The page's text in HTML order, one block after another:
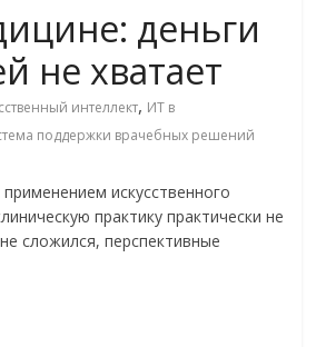
деньги
не хватает
интеллект, ИТ в
поддержки врачебных решений
искусственного
практику практически не
сложился, перспективные